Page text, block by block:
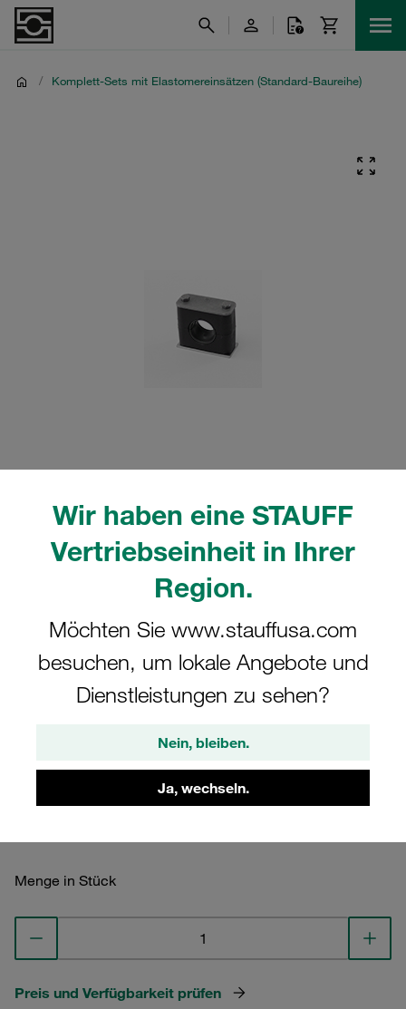
Wir haben eine STAUFF
Vertriebseinheit in Ihrer
Region.
Möchten Sie www.stauffusa.com
besuchen, um lokale Angebote und
Dienstleistungen zu sehen?
Nein, bleiben.
Ja, wechseln.
/ Komplett-Sets mit Elastomereinsätzen (Standard-Baureihe)
Bitte beachten Sie: Das Bild dient nur zur Veranschaulichung und kann vom
tatsächlichen Produkt abweichen.
Mehr anzeigen
Komplettschelle Standard-Baureihe Gr.
6 Ø21,3mm Polyamid W10 Deckpl., AS-
Schraube Anschweißpl., kurz
SP-621.3-PA-R-DP-AS-M-W10
STAUFF Materialnr. 1110001142
Technische Daten ansehen
Menge in Stück
Preis und Verfügbarkeit prüfen